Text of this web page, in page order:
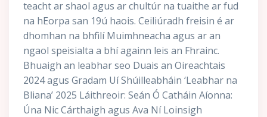
teacht ar shaol agus ar chultúr na tuaithe ar fud
na hEorpa san 19ú haois. Ceiliúradh freisin é ar
dhomhan na bhfilí Muimhneacha agus ar an
ngaol speisialta a bhí againn leis an Fhrainc.
Bhuaigh an leabhar seo Duais an Oireachtais
2024 agus Gradam Uí Shúilleabháin ‘Leabhar na
Bliana’ 2025 Láithreoir: Seán Ó Catháin Aíonna:
Úna Nic Cárthaigh agus Ava Ní Loinsigh